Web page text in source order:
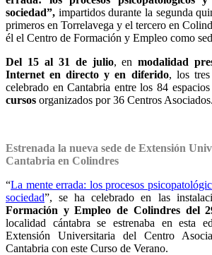
sociedad”, impartidos durante la segunda
primeros en Torrelavega y el tercero en
él el Centro de Formación y Empleo como
Del 15 al 31 de julio, enmodalidad
Internet en directo y en diferido, los tres
celebrado en Cantabria entre los 84
cursos organizados por 36 Centros Asociados.
Estrenada la nueva sede de Extensión
Cantabria en Colindres
“La mente errada: los procesos
sociedad”, se ha celebrado en las
Formación y Empleo de Colindres del
localidad cántabra se estrenaba en esta
Extensión Universitaria del Centro
Cantabria con este Curso de Verano.